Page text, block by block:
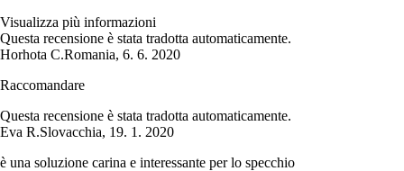
Visualizza più informazioni
Questa recensione è stata tradotta automaticamente.
Horhota C.Romania, 6. 6. 2020
Raccomandare
Questa recensione è stata tradotta automaticamente.
Eva R.Slovacchia, 19. 1. 2020
è una soluzione carina e interessante per lo specchio